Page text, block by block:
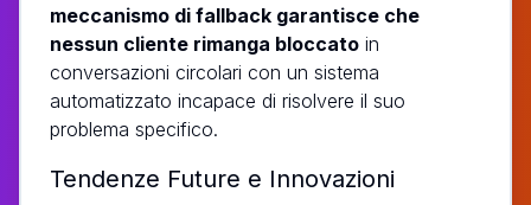
meccanismo di fallback garantisce che
nessun cliente rimanga bloccato in
conversazioni circolari con un sistema
automatizzato incapace di risolvere il suo
problema specifico.
Tendenze Future e Innovazioni